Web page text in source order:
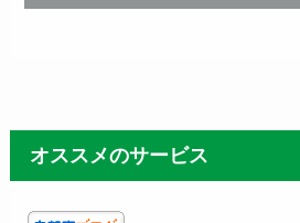
オススメのサービス